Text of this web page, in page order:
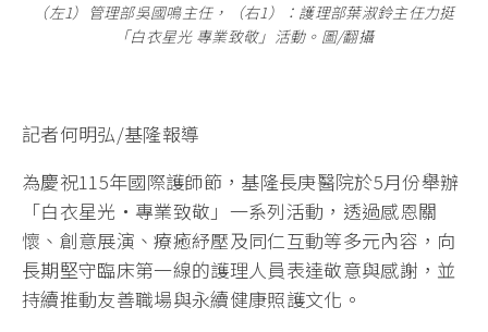
（左1）管理部吳國鳴主任，（右1）：護理部葉淑鈴主任力挺
「白衣星光 專業致敬」活動。圖/翻攝
記者何明弘/基隆報導
為慶祝115年國際護師節，基隆長庚醫院於5月份舉辦
「白衣星光・專業致敬」一系列活動，透過感恩關
懷、創意展演、療癒紓壓及同仁互動等多元內容，向
長期堅守臨床第一線的護理人員表達敬意與感謝，並
持續推動友善職場與永續健康照護文化。